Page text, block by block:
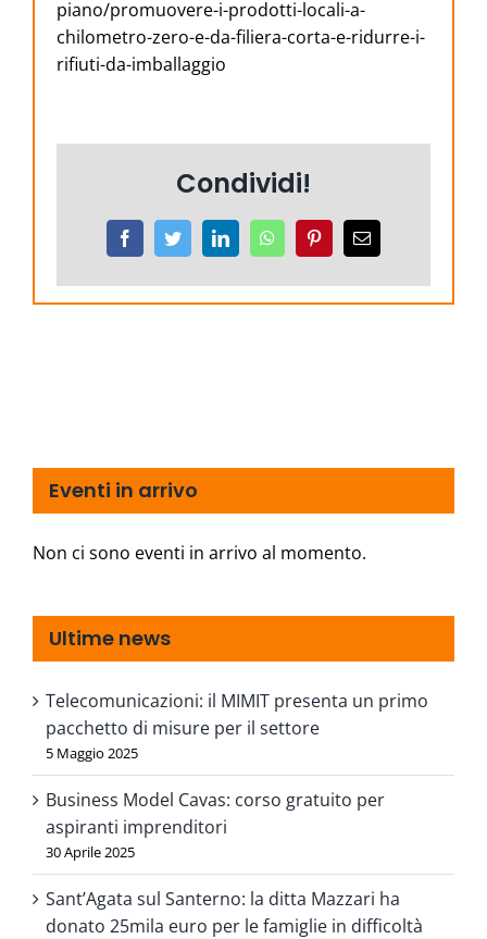
piano/promuovere-i-prodotti-locali-a-
chilometro-zero-e-da-filiera-corta-e-ridurre-i-
rifiuti-da-imballaggio
Condividi!
FacebookTwitterLinkedInWhatsAppPinterestEmail
Eventi in arrivo
Non ci sono eventi in arrivo al momento.
Ultime news
Telecomunicazioni: il MIMIT presenta un primo
pacchetto di misure per il settore
5 Maggio 2025
Business Model Cavas: corso gratuito per
aspiranti imprenditori
30 Aprile 2025
Sant’Agata sul Santerno: la ditta Mazzari ha
donato 25mila euro per le famiglie in difficoltà